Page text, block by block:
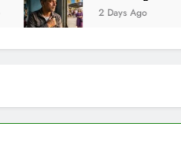
2 Days Ago